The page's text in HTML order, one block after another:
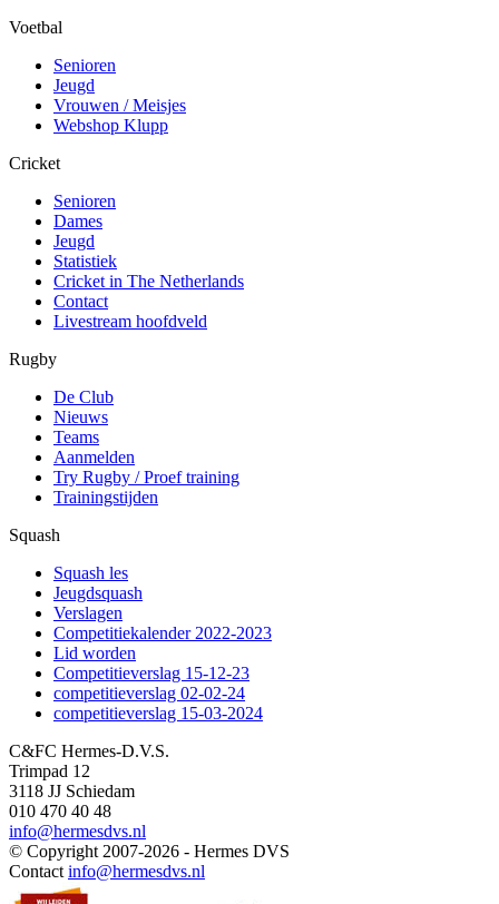
Voetbal
Senioren
Jeugd
Vrouwen / Meisjes
Webshop Klupp
Cricket
Senioren
Dames
Jeugd
Statistiek
Cricket in The Netherlands
Contact
Livestream hoofdveld
Rugby
De Club
Nieuws
Teams
Aanmelden
Try Rugby / Proef training
Trainingstijden
Squash
Squash les
Jeugdsquash
Verslagen
Competitiekalender 2022-2023
Lid worden
Competitieverslag 15-12-23
competitieverslag 02-02-24
competitieverslag 15-03-2024
C&FC Hermes-D.V.S.
Trimpad 12
3118 JJ Schiedam
010 470 40 48
info@hermesdvs.nl
© Copyright 2007-2026 - Hermes DVS
Contact info@hermesdvs.nl